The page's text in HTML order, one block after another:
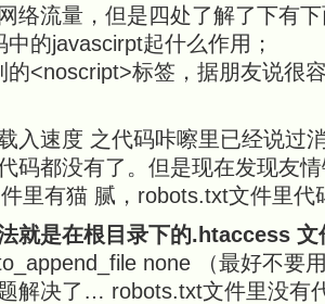
络流量，但是四处了解了下有
的javascirpt起什么作用；
的<noscript>标签，据朋友说很
入速度 之代码咔嚓里已经说过
码都没有了。但是现在发现友
里有猫 腻，robots.txt文件里代
就是在根目录下的.htaccess 文
none （最好不要
解决了… robots.txt文件里没有